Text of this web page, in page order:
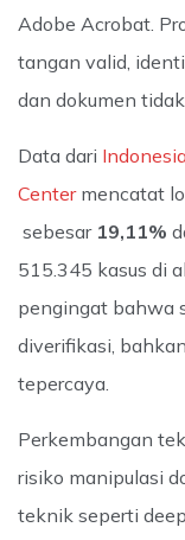
Adobe Acrobat.
tangan valid,
dan dokumen
Data dari
Centermencatat
sebesar 19,11%
515.345 kasus di
pengingat bahwa
diverifikasi,
tepercaya.
Perkembangan
risiko manipulasi
teknik seperti